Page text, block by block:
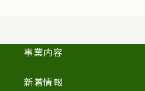
事業内容
新着情報